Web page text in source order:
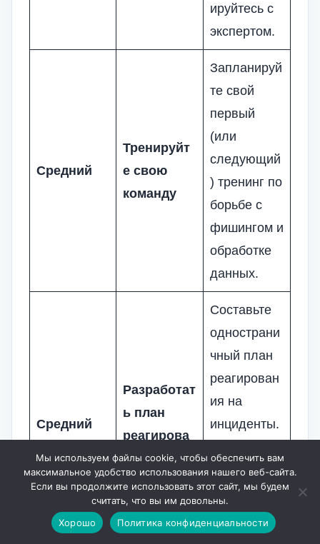
ируйтесь с
экспертом.
Средний
Тренируйт
е свою
команду
Запланируй
те свой
первый
(или
следующий
) тренинг по
борьбе с
фишингом и
обработке
данных.
Средний
Разработат
ь план
реагирова
ния
Составьте
однострани
чный план
реагирован
ия на
инциденты.
звонишь
первым?
Запишите
Мы используем файлы cookie, чтобы обеспечить вам
максимальное удобство использования нашего веб-сайта.
Если вы продолжите использовать этот сайт, мы будем
считать, что вы им довольны.
Хорошо
Политика конфиденциальности